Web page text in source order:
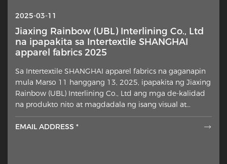
2025-03-11
Jiaxing Rainbow (UBL) Interlining Co., Ltd
na ipapakita sa Intertextile SHANGHAI
apparel fabrics 2025
Sa Intertextile SHANGHAI apparel fabrics na gaganapin
mula Marso 11 hanggang 13, 2025, ipapakita ng Jiaxing
Rainbow (UBL) Interlining Co., Ltd ang mga de-kalidad
na produkto nito at magdadala ng isang visual at
EMAIL ADDRESS *
